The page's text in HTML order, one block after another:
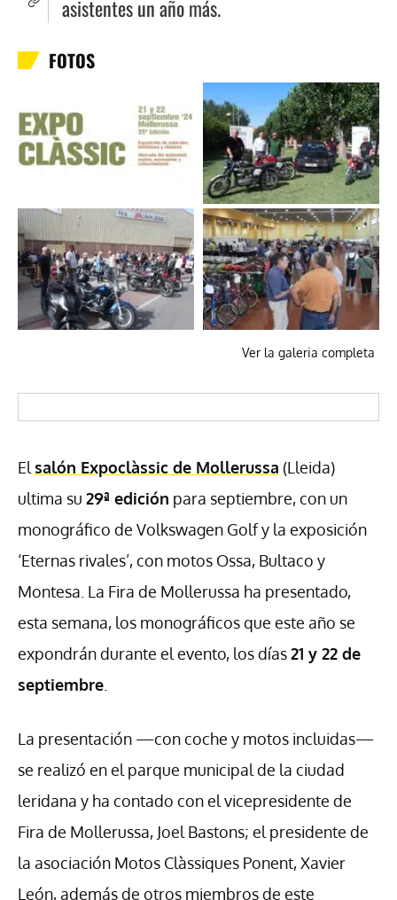
asistentes un año más.
FOTOS
Ver la galeria completa
El salón Expoclàssic de Mollerussa (Lleida)
ultima su 29ª edición para septiembre, con un
monográfico de Volkswagen Golf y la exposición
‘Eternas rivales’, con motos Ossa, Bultaco y
Montesa. La Fira de Mollerussa ha presentado,
esta semana, los monográficos que este año se
expondrán durante el evento, los días21 y 22 de
septiembre
La presentación —con coche y motos incluidas—
se realizó en el parque municipal de la ciudad
leridana y ha contado con el vicepresidente de
Fira de Mollerussa, Joel Bastons; el presidente de
la asociación Motos Clàssiques Ponent, Xavier
León, además de otros miembros de este